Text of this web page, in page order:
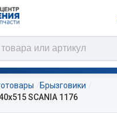
Брызговики
SCANIA 1176